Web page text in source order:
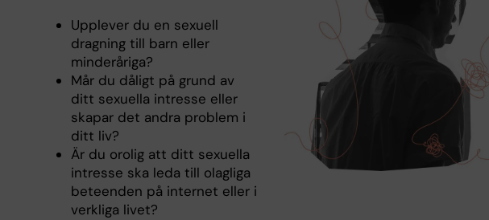
Upplever du en sexuell
dragning till barn eller
minderåriga?
Mår du dåligt på grund av
ditt sexuella intresse eller
skapar det andra problem i
ditt liv?
Är du orolig att ditt sexuella
intresse ska leda till olagliga
beteenden på internet eller i
verkliga livet?